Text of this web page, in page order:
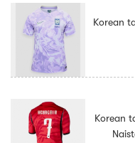
Korean
Korean